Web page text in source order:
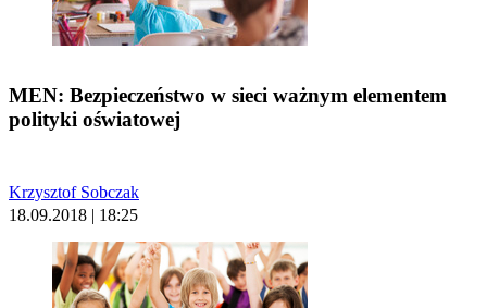
MEN: Bezpieczeństwo w sieci ważnym elementem
polityki oświatowej
Krzysztof Sobczak
18.09.2018 | 18:25